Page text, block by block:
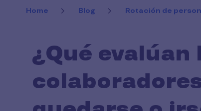
Home Blog Rotación de
¿Qué evalúan